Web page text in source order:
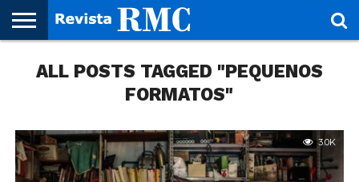
REVISTA
RMC
PROJETO
CULTURAL
RMC – 20
CIDADES
ARTE &
CULTURA
NOTÍCIAS
CORPORATIVAS
EDIÇÕES
ANTERIORES
PARCEIROS
FAÇA
O
FALE
CONOSCO
ALL POSTS TAGGED "PEQUENOS
FORMATOS"
3.0K